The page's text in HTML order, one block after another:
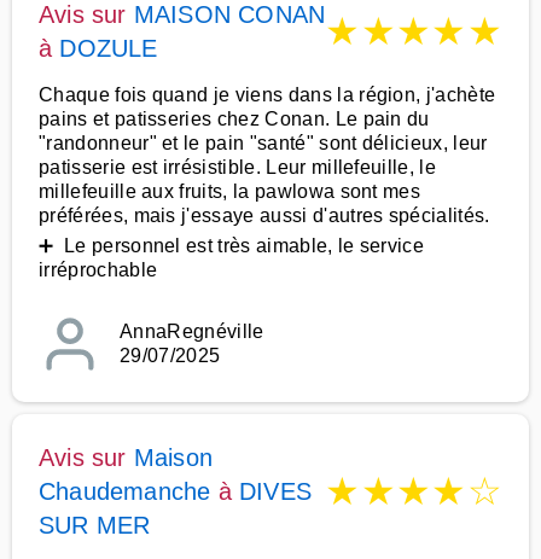
Avis sur MAISON CONAN
à DOZULE ★★★★★
Chaque fois quand je viens dans la région, j'achète
pains et patisseries chez Conan. Le pain du
"randonneur" et le pain "santé" sont délicieux, leur
patisserie est irrésistible. Leur millefeuille, le
millefeuille aux fruits, la pawlowa sont mes
préférées, mais j'essaye aussi d'autres spécialités.
➕ Le personnel est très aimable, le service
irréprochable
AnnaRegnéville
29/07/2025
Avis sur Maison
Chaudemanche à DIVES
SUR MER
★★★★☆